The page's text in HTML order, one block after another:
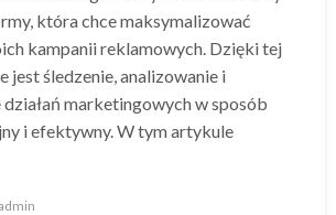
która chce maksymalizować
kampanii reklamowych. Dzięki tej
jest śledzenie, analizowanie i
marketingowych w sposób
i efektywny. W tym artykule